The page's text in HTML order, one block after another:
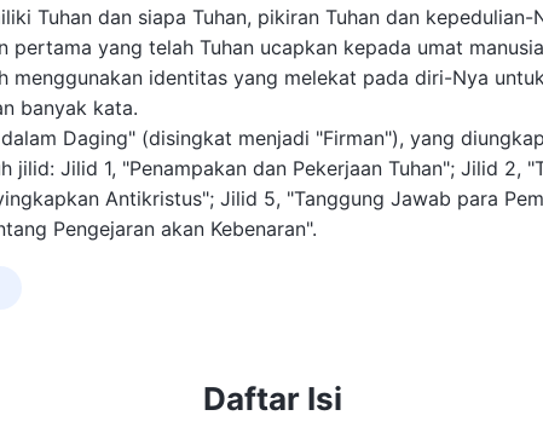
Tuhan dan siapa Tuhan, pikiran Tuhan dan
pertama yang telah Tuhan ucapkan kepada umat
menggunakan identitas yang melekat pada diri-Nya
banyak kata.
Daging" (disingkat menjadi "Firman"), yang
jilid: Jilid 1, "Penampakan dan Pekerjaan Tuhan"; Jilid 2,
Antikristus"; Jilid 5, "Tanggung Jawab para
Pengejaran akan Kebenaran".
Daftar Isi